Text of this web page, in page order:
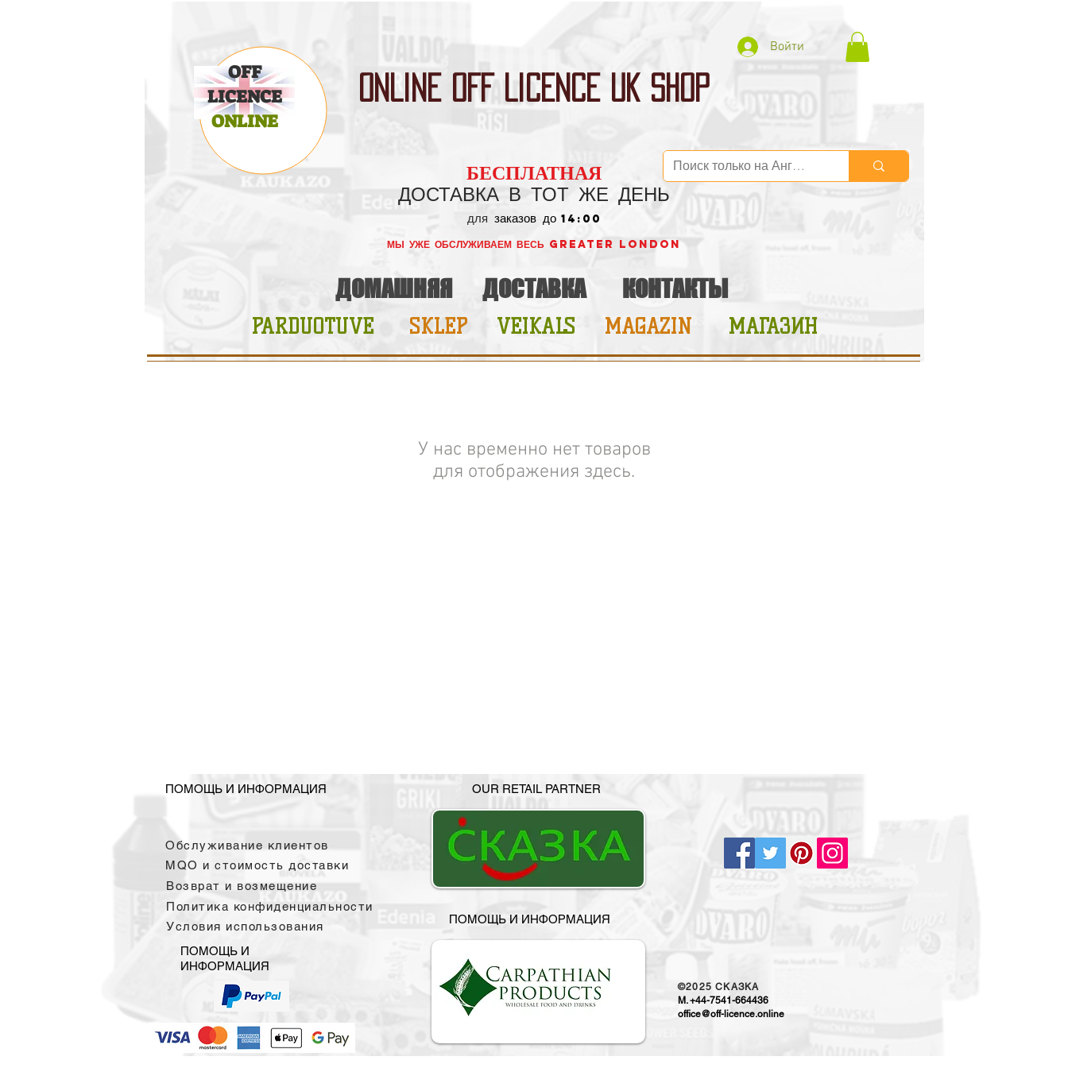
Войти
OFF
LICENCE
ONLINE
БЕСПЛАТНАЯ
ДОСТАВКА В ТОТ ЖЕ ДЕНЬ
для заказов до14:00
МЫ УЖЕ ОБСЛУЖИВАЕМ ВЕСЬ GREATER LONDON
ONLINE OFF LICENCE UK SHOP
ДОМАШНЯЯ ДОСТАВКА КОНТАКТЫ
PARDUOTUVE SKLEP VEIKALS MAGAZIN МАГАЗИН
У нас временно нет товаров
для отображения здесь.
ПОМОЩЬ И ИНФОРМАЦИЯ
Обслуживание клиентов
MQO и стоимость доставки
Возврат и возмещение
Политика конфиденциальности
Условия использования
©2025CKAЗKA
M. +44-7541-664436
office@off-licence.online
ПОМОЩЬ И ИНФОРМАЦИЯ
ПОМОЩЬ И
ИНФОРМАЦИЯ
OUR RETAIL PARTNER